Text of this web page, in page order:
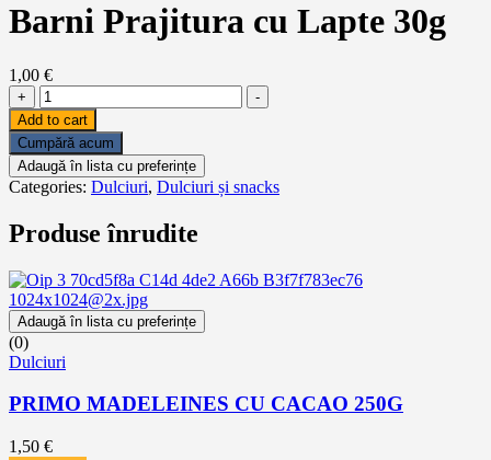
Barni Prajitura cu Lapte 30g
1,00 €
+
Barni
Prajitura
cu
Lapte
30g
quantity
-
Add to cart
Cumpără acum
Adaugă în lista cu preferințe
Categories: Dulciuri, Dulciuri și snacks
Produse înrudite
Adaugă în lista cu preferințe
(0)
Dulciuri
PRIMO MADELEINES CU CACAO 250G
1,50 €